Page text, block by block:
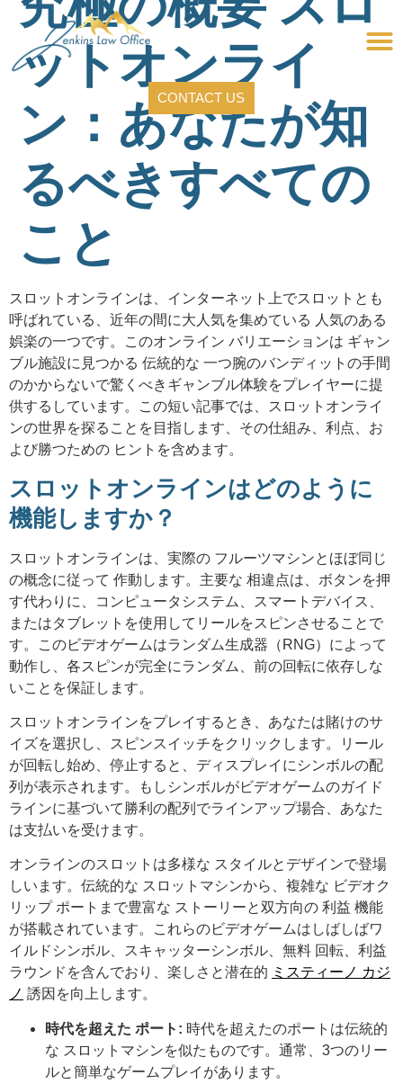
CONTACT US
ットオンライ
ン：あなたが知
るべきすべての
こと
スロットオンラインは、インターネット上でスロットとも
呼ばれている、近年の間に大人気を集めている 人気のある
娯楽の一つです。このオンライン バリエーションは ギャン
ブル施設に見つかる 伝統的な 一つ腕のバンディットの手間
のかからないで驚くべきギャンブル体験をプレイヤーに提
供するしています。この短い記事では、スロットオンライ
ンの世界を探ることを目指します、その仕組み、利点、お
よび勝つための ヒントを含めます。
スロットオンラインはどのように
機能しますか？
スロットオンラインは、実際の フルーツマシンとほぼ同じ
の概念に従って 作動します。主要な 相違点は、ボタンを押
す代わりに、コンピュータシステム、スマートデバイス、
またはタブレットを使用してリールをスピンさせることで
す。このビデオゲームはランダム生成器（RNG）によって
動作し、各スピンが完全にランダム、前の回転に依存しな
いことを保証します。
スロットオンラインをプレイするとき、あなたは賭けのサ
イズを選択し、スピンスイッチをクリックします。リール
が回転し始め、停止すると、ディスプレイにシンボルの配
列が表示されます。もしシンボルがビデオゲームのガイド
ラインに基づいて勝利の配列でラインアップ場合、あなた
は支払いを受けます。
オンラインのスロットは多様な スタイルとデザインで登場
しいます。伝統的な スロットマシンから、複雑な ビデオク
リップ ポートまで豊富な ストーリーと双方向の 利益 機能
が搭載されています。これらのビデオゲームはしばしばワ
イルドシンボル、スキャッターシンボル、無料 回転、利益
ラウンドを含んでおり、楽しさと潜在的 ミスティーノ カジ
ノ 誘因を向上します。
時代を超えた ポート: 時代を超えたのポートは伝統的
な スロットマシンを似たものです。通常、3つのリー
ルと簡単なゲームプレイがあります。